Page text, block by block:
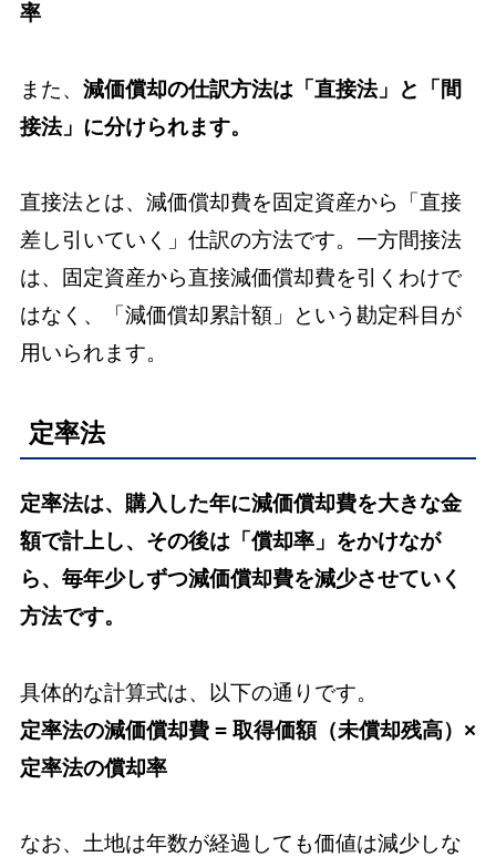
率
また、 減価償却の仕訳方法は「直接法」と「間
接法」に分けられます。
直接法とは、減価償却費を固定資産から「直接
差し引いていく」仕訳の方法です。一方間接法
は、固定資産から直接減価償却費を引くわけで
はなく、「減価償却累計額」という勘定科目が
用いられます。
定率法
定率法は、購入した年に減価償却費を大きな金
額で計上し、その後は「償却率」をかけなが
ら、毎年少しずつ減価償却費を減少させていく
方法です。
具体的な計算式は、以下の通りです。
定率法の減価償却費 = 取得価額（未償却残高）×
定率法の償却率
なお、土地は年数が経過しても価値は減少しな